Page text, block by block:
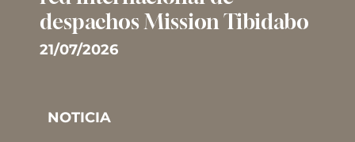
despachos Mission Tibidabo
21/07/2026
NOTICIA